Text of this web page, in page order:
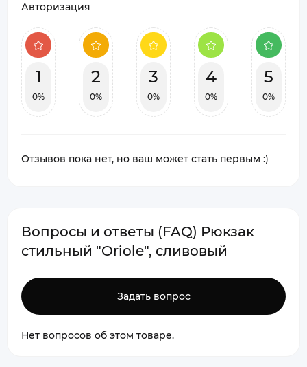
Авторизация
1
0%
2
0%
3
0%
4
0%
5
0%
Отзывов пока нет, но ваш может стать первым :)
Вопросы и ответы (FAQ) Рюкзак
стильный "Oriole", сливовый
Задать вопрос
Нет вопросов об этом товаре.